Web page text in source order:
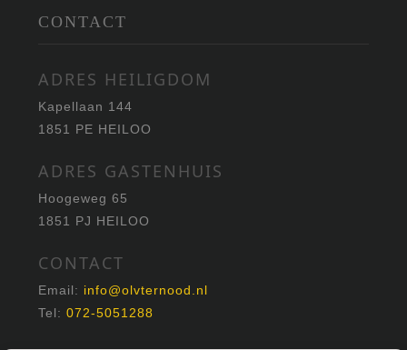
CONTACT
ADRES HEILIGDOM
Kapellaan 144
1851 PE HEILOO
ADRES GASTENHUIS
Hoogeweg 65
1851 PJ HEILOO
CONTACT
Email: info@olvternood.nl
Tel:072-5051288